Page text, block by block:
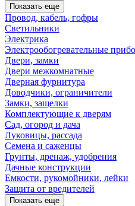
Показать еще
Провод, кабель, гофры
Светильники
Электрика
Электрообогревательные
Двери, замки
Двери межкомнатные
Дверная фурнитура
Доводчики, ограничители
Замки, защелки
Комплектующие к дверям
Сад, огород и дача
Луковицы, рассада
Семена и саженцы
Грунты, дренаж, удобрения
Дачные конструкции
Емкости, рукомойники, лейки
Защита от вредителей
Показать еще